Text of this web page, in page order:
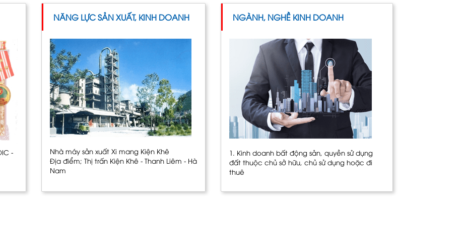
-
NĂNG LỰC SẢN XUẤT, KINH DOANH
Nhà máy sản xuất Xi mang Kiện Khê
Địa điểm; Thị trấn Kiện Khê - Thanh Liêm - Hà
Nam
NGÀNH, NGHỀ KINH DOANH
1. Kinh doanh bất động sản, quyền sử dụng
đất thuộc chủ sở hữu, chủ sử dụng hoặc đi
thuê